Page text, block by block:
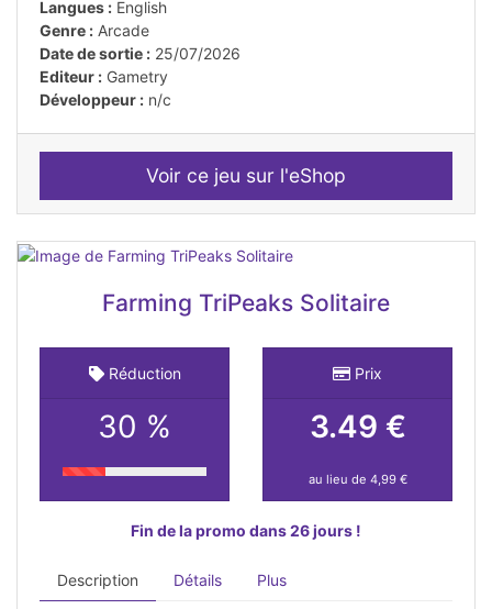
Langues : English
Genre : Arcade
Date de sortie : 25/07/2026
Editeur : Gametry
Développeur : n/c
Voir ce jeu sur l'eShop
Farming TriPeaks Solitaire
Réduction
30 %
Prix
3.49 €
au lieu de 4,99 €
Fin de la promo dans 26 jours !
Description Détails Plus